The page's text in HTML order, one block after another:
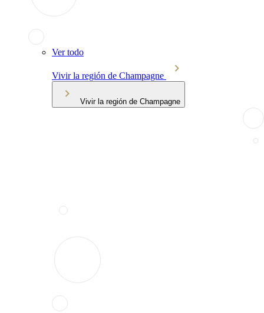
Ver todo
Vivir la región de Champagne
Vivir la región de Champagne